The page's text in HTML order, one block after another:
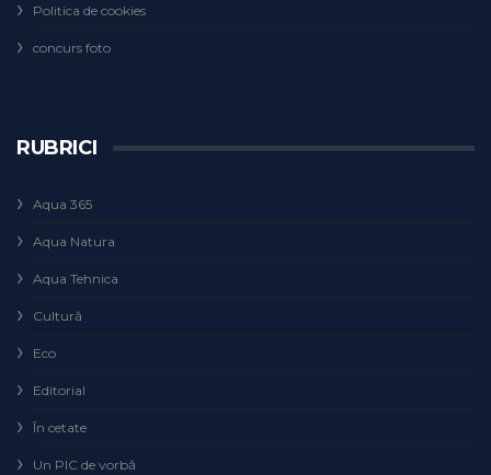
Politica de cookies
concurs foto
RUBRICI
Aqua 365
Aqua Natura
Aqua Tehnica
Cultură
Eco
Editorial
În cetate
Un PIC de vorbă